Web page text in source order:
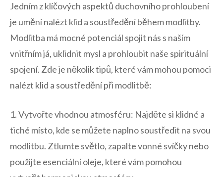
Jedním z ⁤klíčových aspektů duchovního prohloubení
je umění nalézt klid a​ soustředění‌ během modlitby.
Modlitba má mocné potenciál ⁣spojit ⁤nás ‌s naším
vnitřním ⁤já, uklidnit ​mysl a prohloubit naše ⁣spirituální
spojení. Zde je několik tipů, ⁢které vám mohou pomoci
nalézt klid a soustředění při modlitbě:
1. Vytvořte‌ vhodnou atmosféru: Najděte si klidné a
tiché místo, kde se můžete naplno soustředit na svou
modlitbu. Ztlumte⁢ světlo,‍ zapalte ‍vonné svíčky nebo
použijte ⁢esenciální oleje, které vám pomohou